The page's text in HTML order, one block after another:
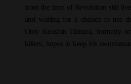
from the time of Revolution still
and waiting for a chance to use
Only Kenshin Himura, formerly
killers, hopes to keep his